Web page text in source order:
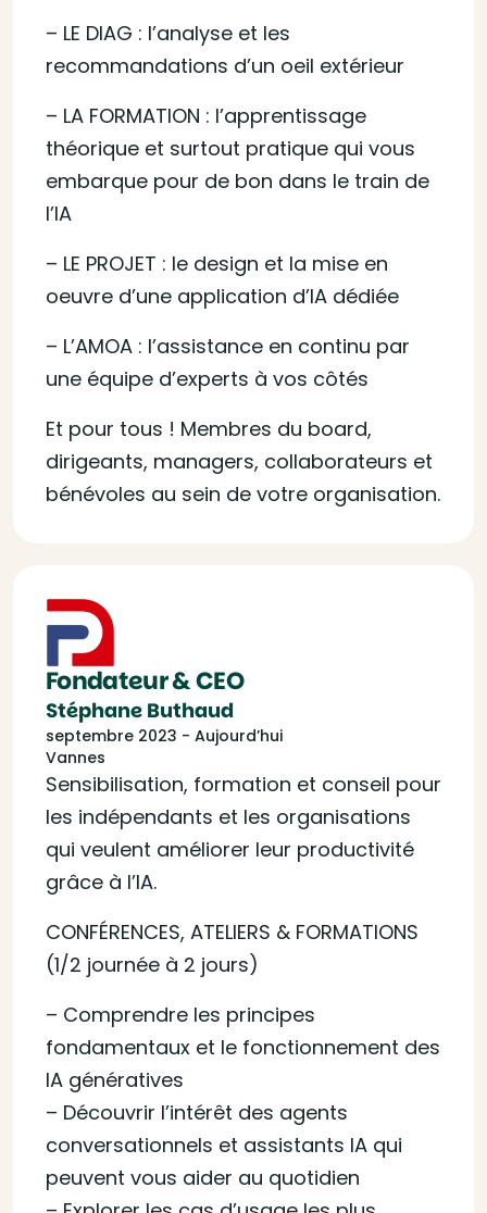
– LE DIAG : l’analyse et les
recommandations d’un oeil extérieur
– LA FORMATION : l’apprentissage
théorique et surtout pratique qui vous
embarque pour de bon dans le train de
l’IA
– LE PROJET : le design et la mise en
oeuvre d’une application d’IA dédiée
– L’AMOA : l’assistance en continu par
une équipe d’experts à vos côtés
Et pour tous ! Membres du board,
dirigeants, managers, collaborateurs et
bénévoles au sein de votre organisation.
Fondateur & CEO
Stéphane Buthaud
septembre 2023 - Aujourd’hui
Vannes
Sensibilisation, formation et conseil pour
les indépendants et les organisations
qui veulent améliorer leur productivité
grâce à l’IA.
CONFÉRENCES, ATELIERS & FORMATIONS
(1/2 journée à 2 jours)
– Comprendre les principes
fondamentaux et le fonctionnement des
IA génératives
– Découvrir l’intérêt des agents
conversationnels et assistants IA qui
peuvent vous aider au quotidien